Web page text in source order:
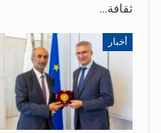
ثقافة…
أخبار